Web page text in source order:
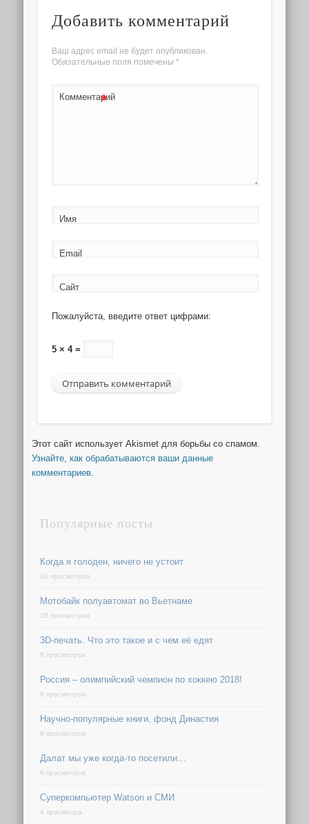
Добавить комментарий
Ваш адрес email не будет опубликован.
Обязательные поля помечены *
Комментарий
*
Имя
Email
Сайт
Пожалуйста, введите ответ цифрами:
5 × 4 =
Этот сайт использует Akismet для борьбы со спамом.
Узнайте, как обрабатываются ваши данные
комментариев.
Популярные посты
Когда я голоден, ничего не устоит
10 просмотров
Мотобайк полуавтомат во Вьетнаме
10 просмотров
3D-печать. Что это такое и с чем её едят
8 просмотров
Россия – олимпийский чемпион по хоккею 2018!
8 просмотров
Научно-популярные книги, фонд Династия
8 просмотров
Далат мы уже когда-то посетили…
8 просмотров
Суперкомпьютер Watson и СМИ
4 просмотра